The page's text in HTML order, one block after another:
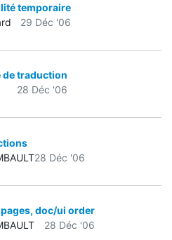
temporaire
29 Déc '06
de traduction
28 Déc '06
28 Déc '06
doc/ui order
28 Déc '06